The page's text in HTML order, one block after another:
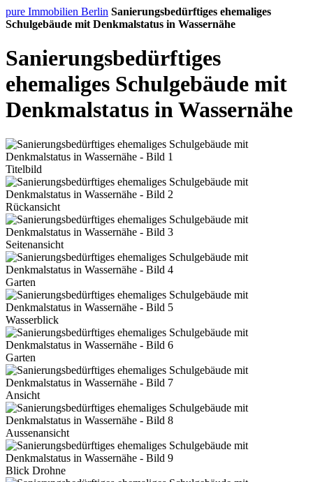
pure Immobilien Berlin Sanierungsbedürftiges ehemaliges
Schulgebäude mit Denkmalstatus in Wassernähe
Sanierungsbedürftiges
ehemaliges Schulgebäude mit
Denkmalstatus in Wassernähe
Titelbild
Rückansicht
Seitenansicht
Garten
Wasserblick
Garten
Ansicht
Aussenansicht
Blick Drohne